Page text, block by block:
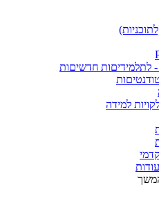
לתלמידיםות חדשיםות
למידה